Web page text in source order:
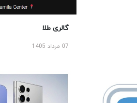
گالری طلا
07 مرداد 1405